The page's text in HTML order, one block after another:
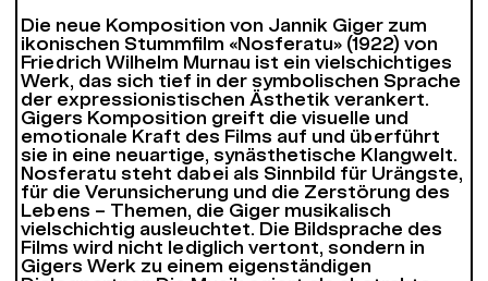
Die neue Komposition von Jannik Giger zum
ikonischen Stummfilm «Nosferatu» (1922) von
Friedrich Wilhelm Murnau ist ein vielschichtiges
Werk, das sich tief in der symbolischen Sprache
der expressionistischen Ästhetik verankert.
Gigers Komposition greift die visuelle und
emotionale Kraft des Films auf und überführt
sie in eine neuartige, synästhetische Klangwelt.
Nosferatu steht dabei als Sinnbild für Urängste,
für die Verunsicherung und die Zerstörung des
Lebens – Themen, die Giger musikalisch
vielschichtig ausleuchtet. Die Bildsprache des
Films wird nicht lediglich vertont, sondern in
Gigers Werk zu einem eigenständigen